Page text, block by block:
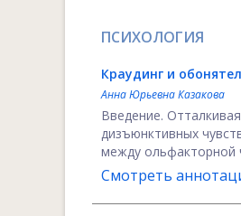
ПСИХОЛОГИЯ
Краудинг и
Анна Юрьевна Казакова
Введение.
дизъюнктивных
между ольфакторной
Смотреть